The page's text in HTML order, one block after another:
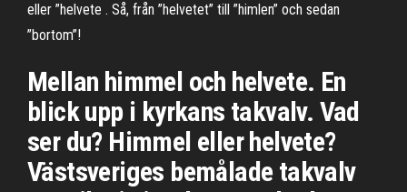
eller ”helvete . Så, från ”helvetet” till ”himlen” och sedan
”bortom”!
Mellan himmel och helvete. En
blick upp i kyrkans takvalv. Vad
ser du? Himmel eller helvete?
Västsveriges bemålade takvalv